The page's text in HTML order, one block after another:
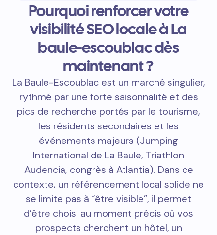
Pourquoi renforcer votre
visibilité SEO locale à La
baule-escoublac dès
maintenant ?
La Baule-Escoublac est un marché singulier,
rythmé par une forte saisonnalité et des
pics de recherche portés par le tourisme,
les résidents secondaires et les
événements majeurs (Jumping
International de La Baule, Triathlon
Audencia, congrès à Atlantia). Dans ce
contexte, un référencement local solide ne
se limite pas à “être visible”, il permet
d’être choisi au moment précis où vos
prospects cherchent un hôtel, un